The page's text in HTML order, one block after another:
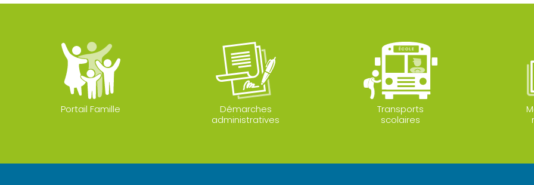
Portail Famille
Démarches
administratives
Transports
scolaires